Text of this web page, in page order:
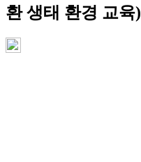
환 생태 환경 교육)